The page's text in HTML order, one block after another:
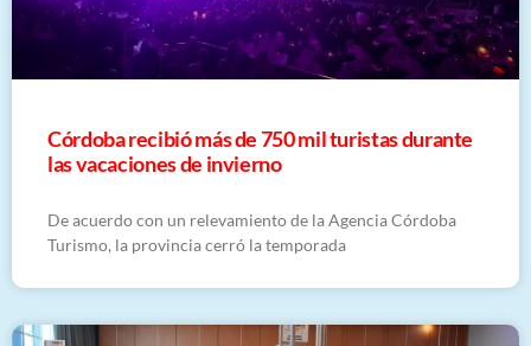
Córdoba recibió más de 750 mil turistas durante
las vacaciones de invierno
De acuerdo con un relevamiento de la Agencia Córdoba
Turismo, la provincia cerró la temporada